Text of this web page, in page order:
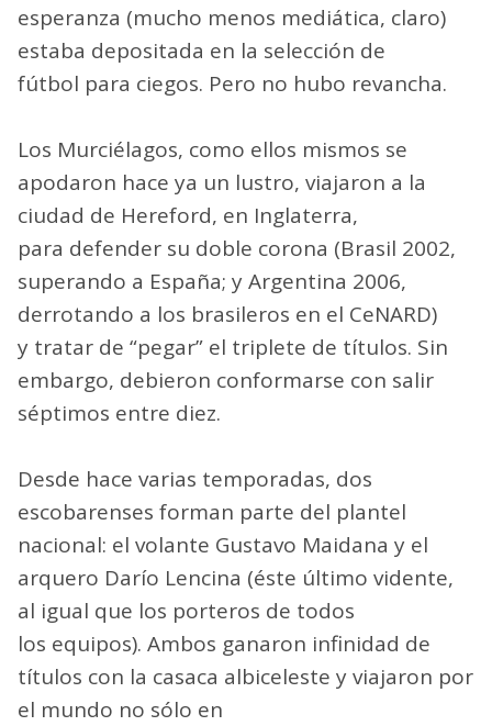
esperanza (mucho menos mediática, claro)
estaba depositada en la selección de
fútbol para ciegos. Pero no hubo revancha.
Los Murciélagos, como ellos mismos se
apodaron hace ya un lustro, viajaron a la
ciudad de Hereford, en Inglaterra,
para defender su doble corona (Brasil 2002,
superando a España; y Argentina 2006,
derrotando a los brasileros en el CeNARD)
y tratar de “pegar” el triplete de títulos. Sin
embargo, debieron conformarse con salir
séptimos entre diez.
Desde hace varias temporadas, dos
escobarenses forman parte del plantel
nacional: el volante Gustavo Maidana y el
arquero Darío Lencina (éste último vidente,
al igual que los porteros de todos
los equipos). Ambos ganaron infinidad de
títulos con la casaca albiceleste y viajaron por
el mundo no sólo en